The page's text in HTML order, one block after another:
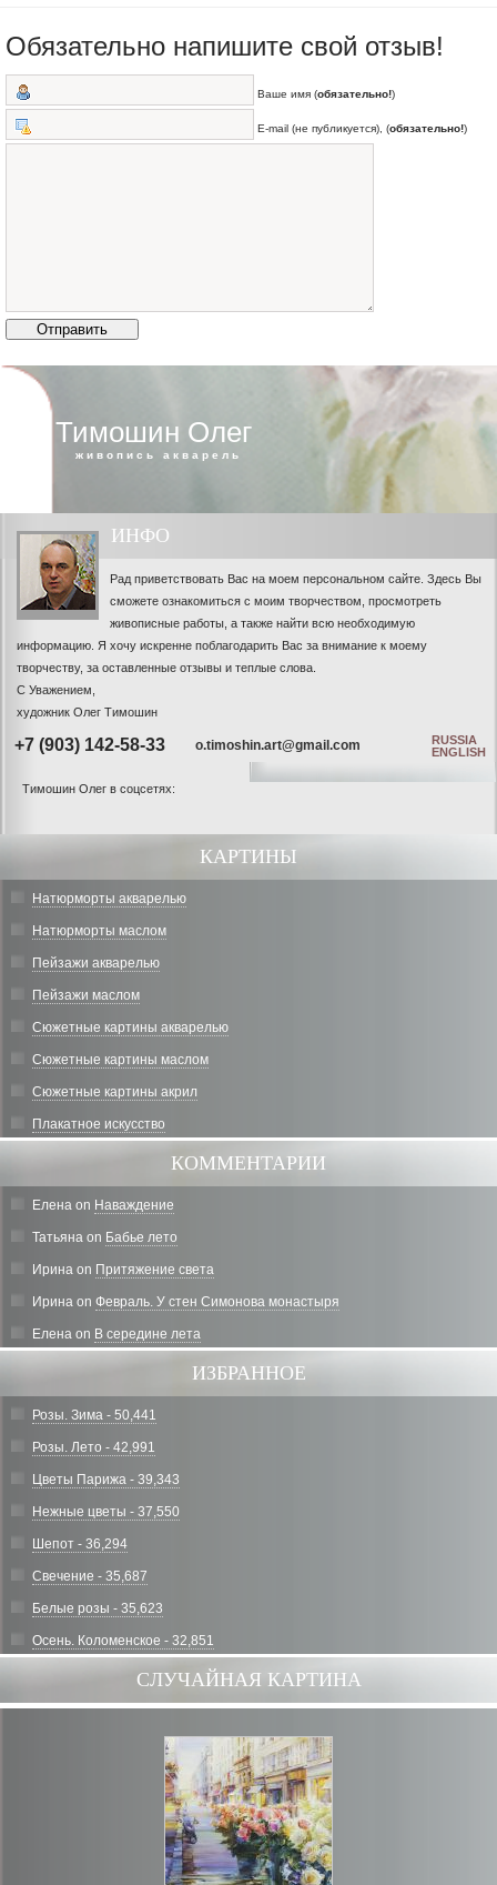
Обязательно напишите свой отзыв!
Ваше имя (обязательно!)
E-mail (не публикуется), (обязательно!)
Тимошин Олег
живопись акварель
ИНФО
Рад приветствовать Вас на моем персональном сайте. Здесь Вы
сможете ознакомиться с моим творчеством, просмотреть
живописные работы, а также найти всю необходимую
информацию. Я хочу искренне поблагодарить Вас за внимание к моему
творчеству, за оставленные отзывы и теплые слова.
С Уважением,
художник Олег Тимошин
+7 (903) 142-58-33
RUSSIA
ENGLISH
o.timoshin.art@gmail.com
Тимошин Олег в соцсетях:
КАРТИНЫ
Натюрморты акварелью
Натюрморты маслом
Пейзажи акварелью
Пейзажи маслом
Сюжетные картины акварелью
Сюжетные картины маслом
Сюжетные картины акрил
Плакатное искусство
КОММЕНТАРИИ
Елена on Наваждение
Татьяна on Бабье лето
Ирина on Притяжение света
Ирина on Февраль. У стен Симонова монастыря
Елена on В середине лета
ИЗБРАННОЕ
Розы. Зима - 50,441
Розы. Лето - 42,991
Цветы Парижа - 39,343
Нежные цветы - 37,550
Шепот - 36,294
Свечение - 35,687
Белые розы - 35,623
Осень. Коломенское - 32,851
СЛУЧАЙНАЯ КАРТИНА